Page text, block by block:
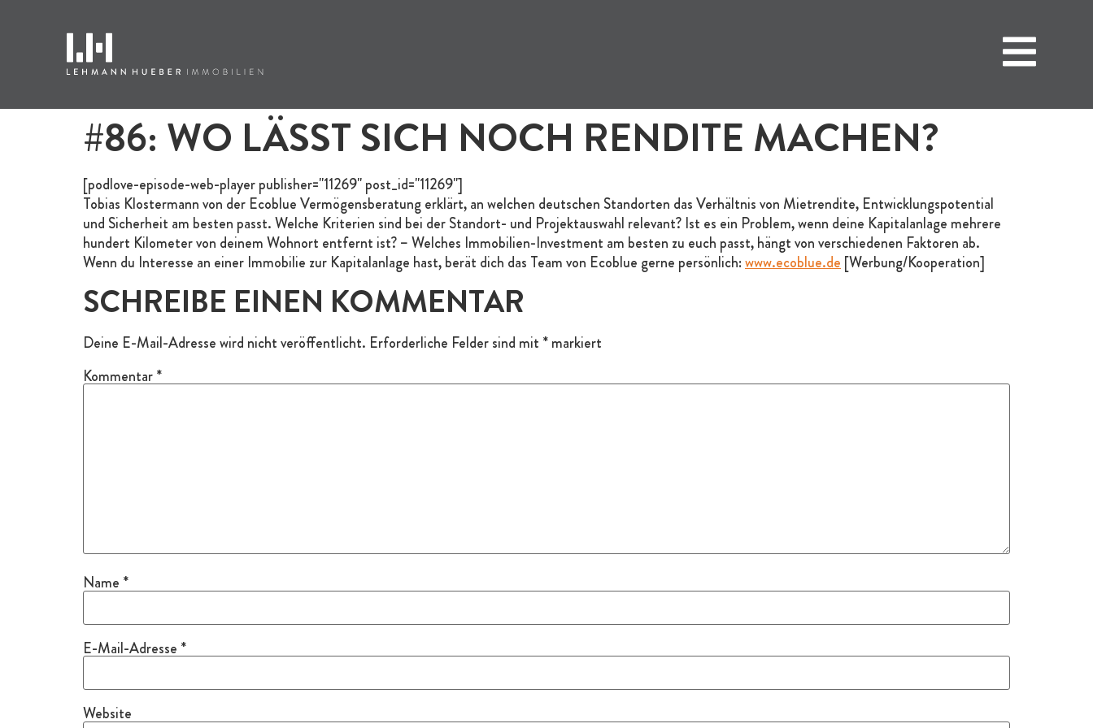
#86: WO LÄSST SICH NOCH RENDITE MACHEN?
[podlove-episode-web-player publisher="11269" post_id="11269"]
Tobias Klostermann von der Ecoblue Vermögensberatung erklärt, an welchen deutschen Standorten das Verhältnis von Mietrendite, Entwicklungspotential
und Sicherheit am besten passt. Welche Kriterien sind bei der Standort- und Projektauswahl relevant? Ist es ein Problem, wenn deine Kapitalanlage mehrere
hundert Kilometer von deinem Wohnort entfernt ist? – Welches Immobilien-Investment am besten zu euch passt, hängt von verschiedenen Faktoren ab.
Wenn du Interesse an einer Immobilie zur Kapitalanlage hast, berät dich das Team von Ecoblue gerne persönlich:www.ecoblue.de [Werbung/Kooperation]
SCHREIBE EINEN KOMMENTAR
Deine E-Mail-Adresse wird nicht veröffentlicht. Erforderliche Felder sind mit *markiert
Kommentar*
Name *
E-Mail-Adresse *
Website